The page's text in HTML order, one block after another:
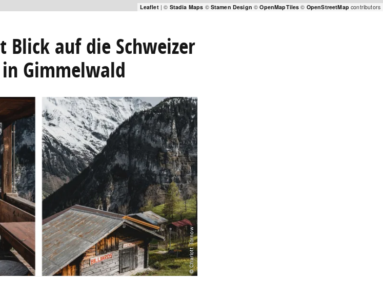
Leaflet| © Stadia Maps © Stamen Design ©OpenMapTiles © OpenStreetMap contributors
Blick auf die Schweizer
Gimmelwald
© Charlott Tornow